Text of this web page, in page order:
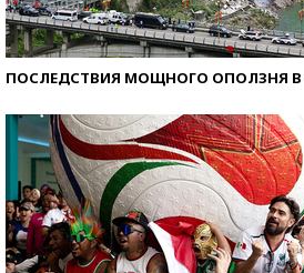
ПОСЛЕДСТВИЯ МОЩНОГО ОПОЛЗНЯ В